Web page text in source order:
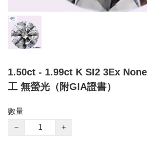
1.50ct - 1.99ct K SI2 3Ex
工 無螢光（附GIA證書）
數量
−
+